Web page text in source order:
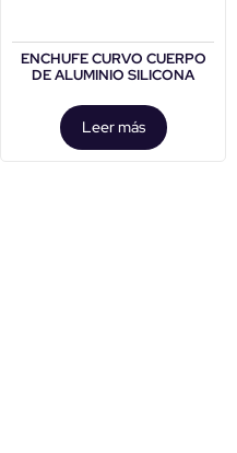
ENCHUFE CURVO CUERPO
DE ALUMINIO SILICONA
Leer más